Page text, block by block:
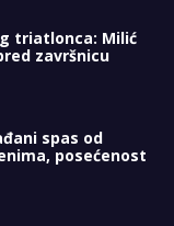
triatlonca: Milić
završnicu
spas od
posećenost